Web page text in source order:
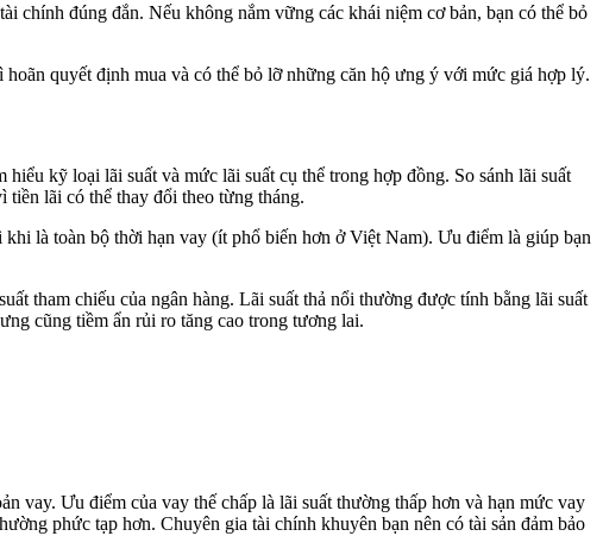
chính đúng đắn. Nếu không nắm vững các khái niệm cơ bản, bạn có thể bỏ
quyết định mua và có thể bỏ lỡ những căn hộ ưng ý với mức giá hợp lý.
kỹ loại lãi suất và mức lãi suất cụ thể trong hợp đồng. So sánh lãi suất
tiền lãi có thể thay đổi theo từng tháng.
là toàn bộ thời hạn vay (ít phổ biến hơn ở Việt Nam). Ưu điểm là giúp bạn
tham chiếu của ngân hàng. Lãi suất thả nổi thường được tính bằng lãi suất
cũng tiềm ẩn rủi ro tăng cao trong tương lai.
vay. Ưu điểm của vay thế chấp là lãi suất thường thấp hơn và hạn mức vay
phức tạp hơn. Chuyên gia tài chính khuyên bạn nên có tài sản đảm bảo